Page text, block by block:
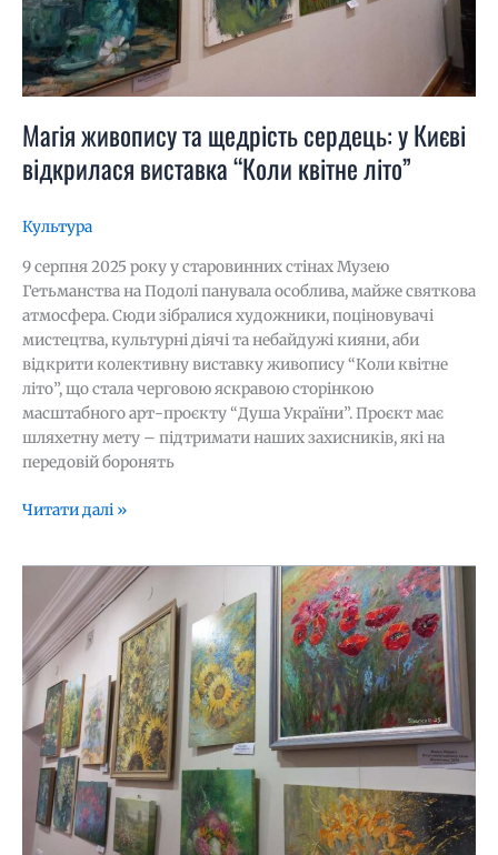
Магія живопису та щедрість сердець: у Києві
відкрилася виставка “Коли квітне літо”
Культура
9 серпня 2025 року у старовинних стінах Музею
Гетьманства на Подолі панувала особлива, майже святкова
атмосфера. Сюди зібралися художники, поціновувачі
мистецтва, культурні діячі та небайдужі кияни, аби
відкрити колективну виставку живопису “Коли квітне
літо”, що стала черговою яскравою сторінкою
масштабного арт-проєкту “Душа України”. Проєкт має
шляхетну мету – підтримати наших захисників, які на
передовій боронять
квітне
літо”
Читати далі »
Вернісаж
літа:
художники
з
України
Азербайджану
представили
колективну
виставку
“Коли
квітне